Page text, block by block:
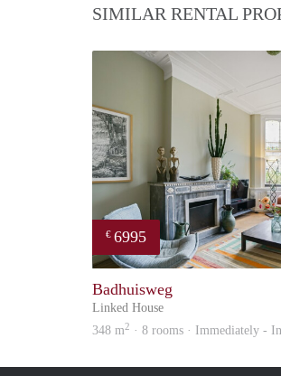
SIMILAR RENTAL
€ 6995
Badhuisweg
Linked House
348 m2 · 8 rooms · Immediately -